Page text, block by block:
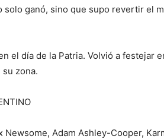
ganó, sino que supo revertir el
el día de la Patria. Volvió a festejar
zona.
Newsome, Adam Ashley-Cooper,